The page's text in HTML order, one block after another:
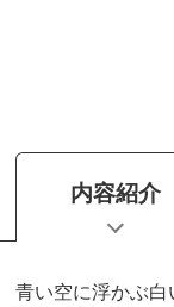
内容紹介
青い空に浮かぶ白